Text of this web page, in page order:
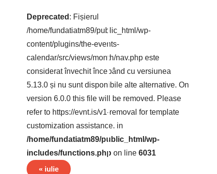
Deprecated : Fișierul
/home/fundatiatm89/public_html/wp-
content/plugins/the-events-
calendar/src/views/month/nav.php este
considerat învechit începând cu versiunea
5.13.0 și nu sunt disponibile alte alternative. On
version 6.0.0 this file will be removed. Please
refer to https://evnt.is/v1-removal for template
customization assistance. in
/home/fundatiatm89/public_html/wp-
includes/functions.php on line 6031
« iulie